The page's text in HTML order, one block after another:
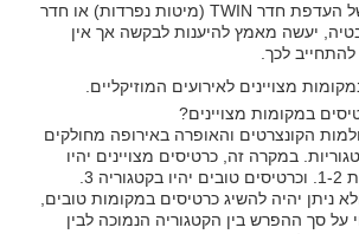
במידה של העדפת חדר TWIN (מיטות נפרדות) או חדר
יעשה מאמץ להיענות לבקשה אך אין
לכך.
מצויינים לאירועים המוזיקליים.
במקומות מצויינים?
הקונצרטים והאופרה באירופה מחולקים
8-9 קטגוריות. במקרה זה, כרטיסים מצויינים יהיו
3.
ניתן יהיה להשיג כרטיסים במקומות טובים,
על סך ההפרש בין הקטגוריה הנמוכה לבין